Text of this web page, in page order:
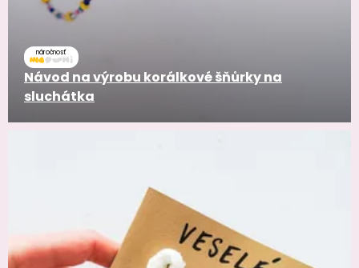
náročnosť
Návod na výrobu korálkové šňůrky na
sluchátka